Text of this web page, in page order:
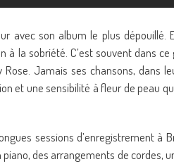
avec son album le plus
la sobriété. C’est souvent dans
Rose. Jamais ses chansons, dans
et une sensibilité à fleur de peau
sessions d’enregistrement à
des arrangements de